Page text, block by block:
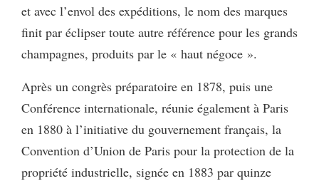
et avec l’envol des expéditions, le nom des marques
finit par éclipser toute autre référence pour les grands
champagnes, produits par le « haut négoce ».
Après un congrès préparatoire en 1878, puis une
Conférence internationale, réunie également à Paris
en 1880 à l’initiative du gouvernement français, la
Convention d’Union de Paris pour la protection de la
propriété industrielle, signée en 1883 par quinze